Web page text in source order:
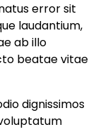
error sit
laudantium,
ab illo
beatae vitae
dignissimos